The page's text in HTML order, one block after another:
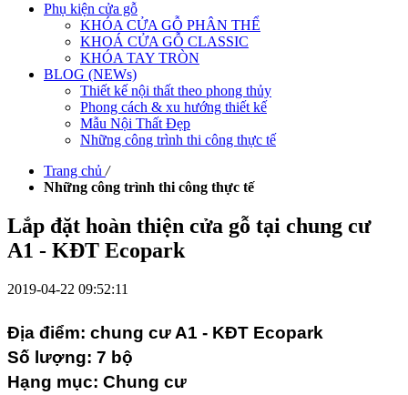
Phụ kiện cửa gỗ
KHÓA CỬA GỖ PHÂN THỂ
KHOÁ CỬA GỖ CLASSIC
KHÓA TAY TRÒN
BLOG (NEWs)
Thiết kế nội thất theo phong thủy
Phong cách & xu hướng thiết kế
Mẫu Nội Thất Đẹp
Những công trình thi công thực tế
Trang chủ /
Những công trình thi công thực tế
Lắp đặt hoàn thiện cửa gỗ tại chung cư
A1 - KĐT Ecopark
2019-04-22 09:52:11
Địa điểm: chung cư A1 - KĐT Ecopark
Số lượng: 7 bộ
Hạng mục: Chung cư